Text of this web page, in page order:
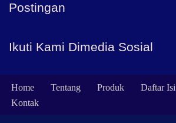
Postingan
Ikuti Kami Dimedia Sosial
Home Tentang Produk Daftar Isi
Kontak